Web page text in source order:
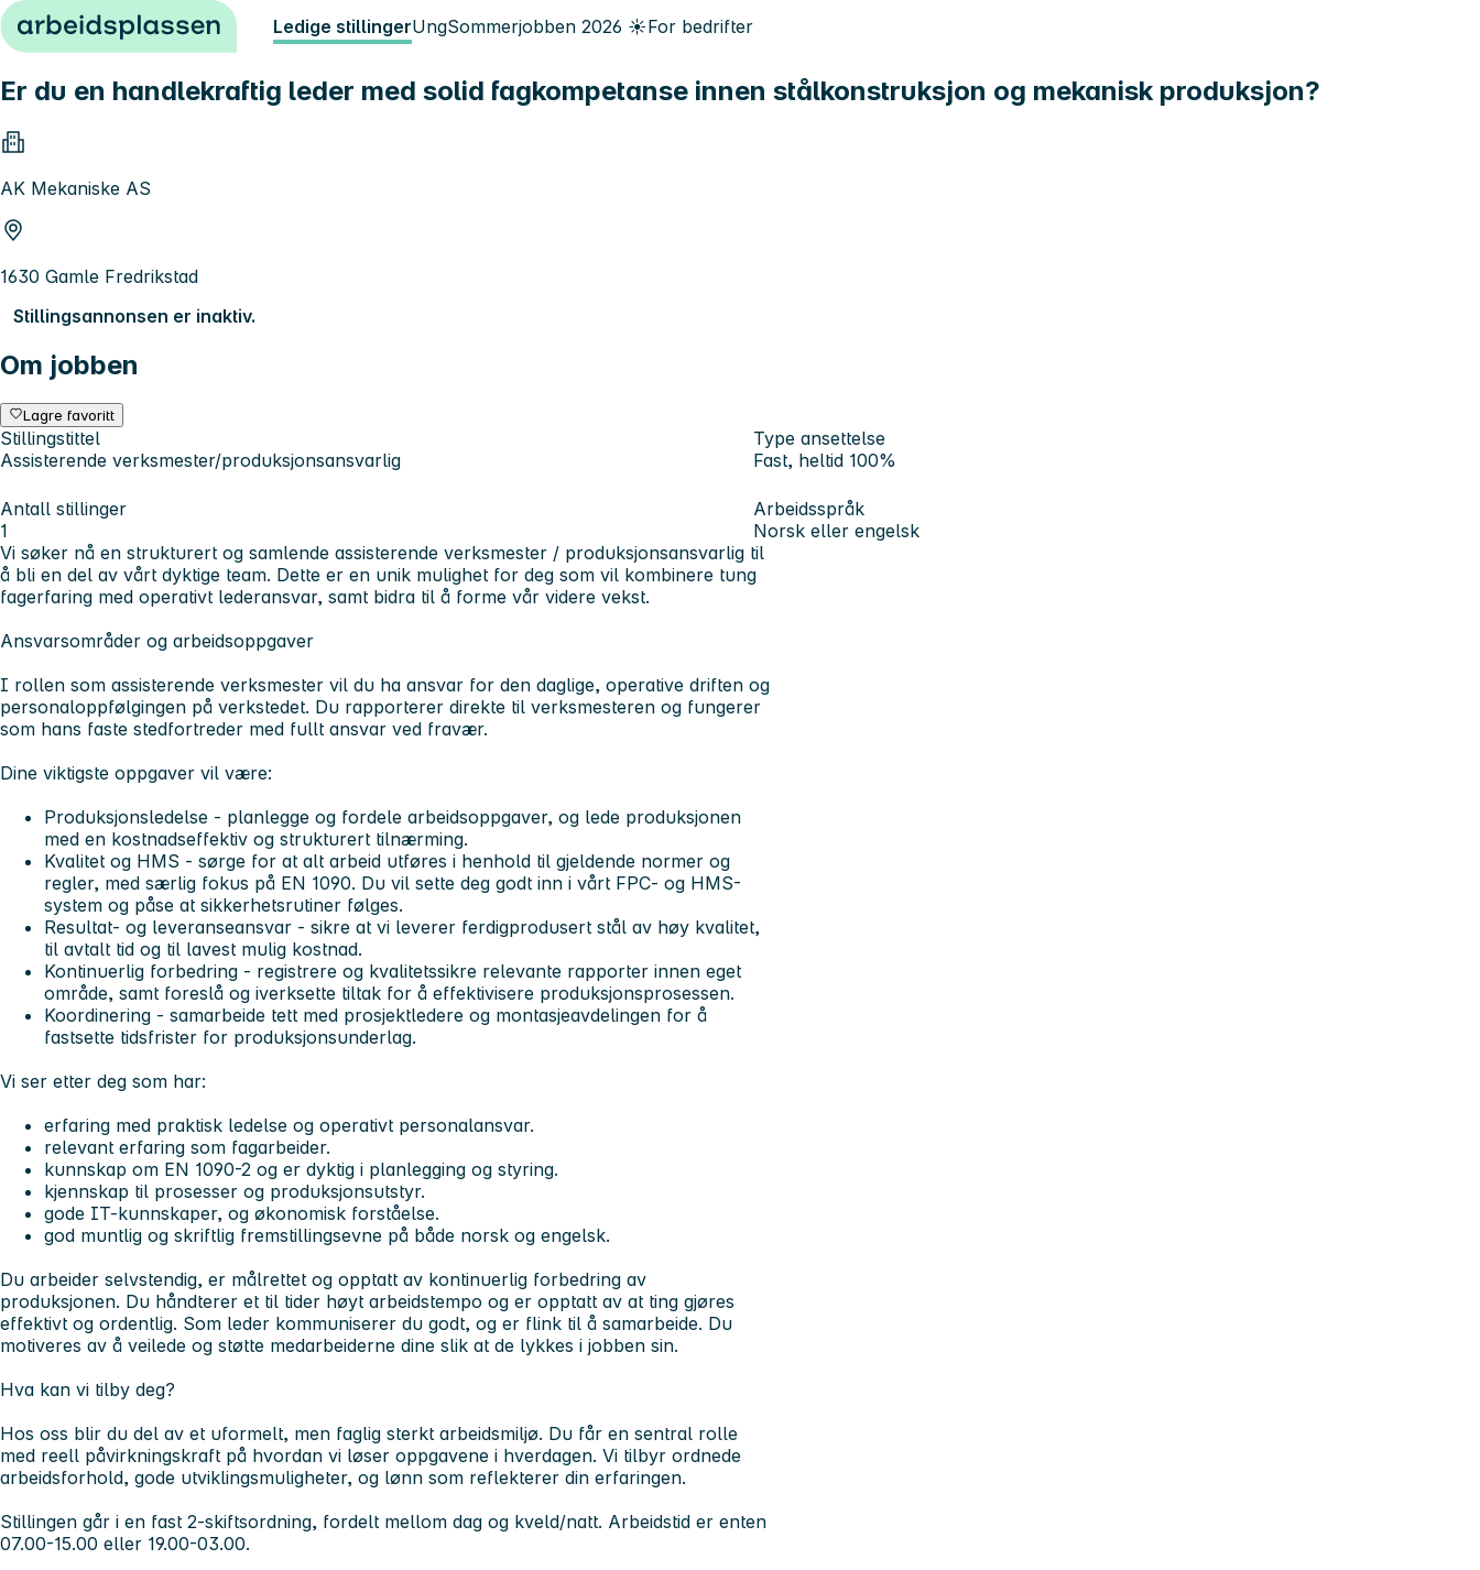
Hopp til innhold Ledige stillingerUngSommerjobben 2026 ☀️For bedrifter
Er du en handlekraftig leder med solid fagkompetanse innen stålkonstruksjon og mekanisk produksjon?
AK Mekaniske AS
1630 Gamle Fredrikstad
Stillingsannonsen er inaktiv.
Om jobben
Lagre favoritt
Stillingstittel
Assisterende verksmester/produksjonsansvarlig
Type ansettelse
Fast, heltid 100%
Antall stillinger
1
Arbeidsspråk
Norsk eller engelsk
Vi søker nå en strukturert og samlende assisterende verksmester / produksjonsansvarlig til
å bli en del av vårt dyktige team. Dette er en unik mulighet for deg som vil kombinere tung
fagerfaring med operativt lederansvar, samt bidra til å forme vår videre vekst.
Ansvarsområder og arbeidsoppgaver
I rollen som assisterende verksmester vil du ha ansvar for den daglige, operative driften og
personaloppfølgingen på verkstedet. Du rapporterer direkte til verksmesteren og fungerer
som hans faste stedfortreder med fullt ansvar ved fravær.
Dine viktigste oppgaver vil være:
Produksjonsledelse - planlegge og fordele arbeidsoppgaver, og lede produksjonen
med en kostnadseffektiv og strukturert tilnærming.
Kvalitet og HMS - sørge for at alt arbeid utføres i henhold til gjeldende normer og
regler, med særlig fokus på EN 1090. Du vil sette deg godt inn i vårt FPC- og HMS-
system og påse at sikkerhetsrutiner følges.
Resultat- og leveranseansvar - sikre at vi leverer ferdigprodusert stål av høy kvalitet,
til avtalt tid og til lavest mulig kostnad.
Kontinuerlig forbedring - registrere og kvalitetssikre relevante rapporter innen eget
område, samt foreslå og iverksette tiltak for å effektivisere produksjonsprosessen.
Koordinering - samarbeide tett med prosjektledere og montasjeavdelingen for å
fastsette tidsfrister for produksjonsunderlag.
Vi ser etter deg som har:
erfaring med praktisk ledelse og operativt personalansvar.
relevant erfaring som fagarbeider.
kunnskap om EN 1090-2 og er dyktig i planlegging og styring.
kjennskap til prosesser og produksjonsutstyr.
gode IT-kunnskaper, og økonomisk forståelse.
god muntlig og skriftlig fremstillingsevne på både norsk og engelsk.
Du arbeider selvstendig, er målrettet og opptatt av kontinuerlig forbedring av
produksjonen. Du håndterer et til tider høyt arbeidstempo og er opptatt av at ting gjøres
effektivt og ordentlig. Som leder kommuniserer du godt, og er flink til å samarbeide. Du
motiveres av å veilede og støtte medarbeiderne dine slik at de lykkes i jobben sin.
Hva kan vi tilby deg?
Hos oss blir du del av et uformelt, men faglig sterkt arbeidsmiljø. Du får en sentral rolle
med reell påvirkningskraft på hvordan vi løser oppgavene i hverdagen. Vi tilbyr ordnede
arbeidsforhold, gode utviklingsmuligheter, og lønn som reflekterer din erfaringen.
Stillingen går i en fast 2-skiftsordning, fordelt mellom dag og kveld/natt. Arbeidstid er enten
07.00-15.00 eller 19.00-03.00.